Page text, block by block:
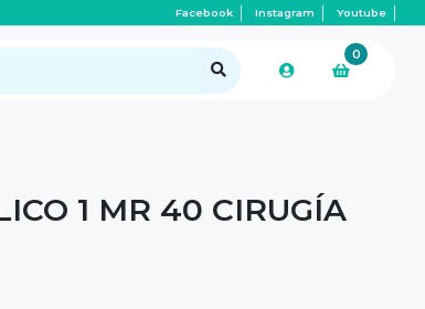
Facebook Instagram Youtube
0
1 MR 40 CIRUGÍA